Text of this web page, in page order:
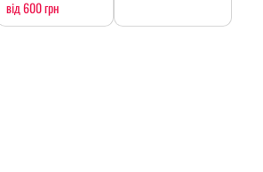
від 600 грн